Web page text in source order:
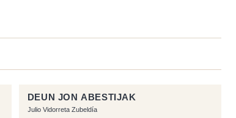
DEUN JON ABESTIJAK
Julio Vidorreta Zubeldía